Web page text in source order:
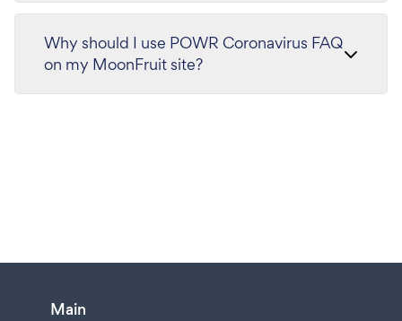
Why should I use POWR Coronavirus FAQ
on my MoonFruit site?
Main